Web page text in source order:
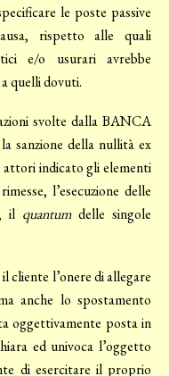
le poste passive
rispetto alle quali
e/o usurari avrebbe
quelli dovuti.
svolte dalla BANCA
sanzione della nullità ex
attori indicato gli elementi
l’esecuzione delle
il quantum delle singole
cliente l’onere di allegare
anche lo spostamento
oggettivamente posta in
ed univoca l’oggetto
di esercitare il proprio